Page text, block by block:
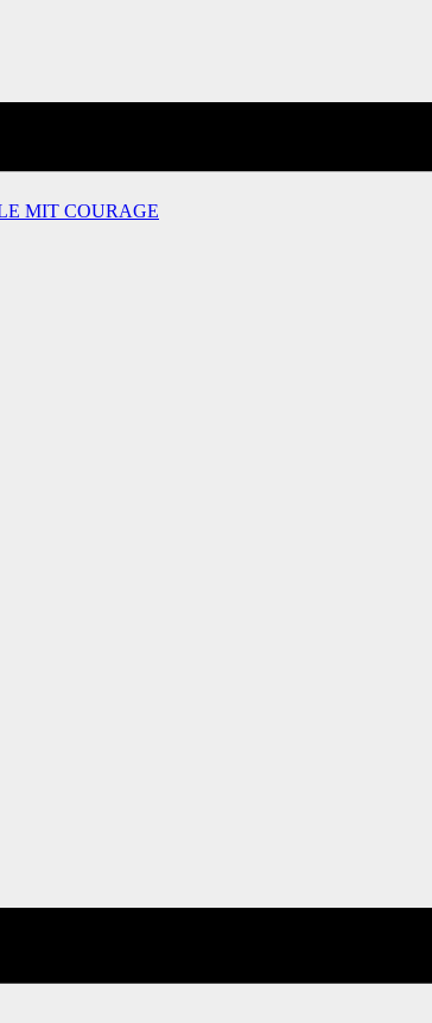
MIT COURAGE